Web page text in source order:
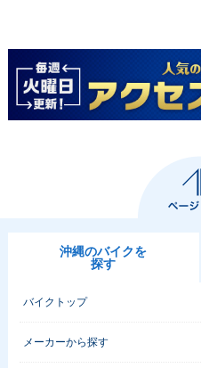
沖縄のバイクを
探す
バイクトップ
メーカーから探す